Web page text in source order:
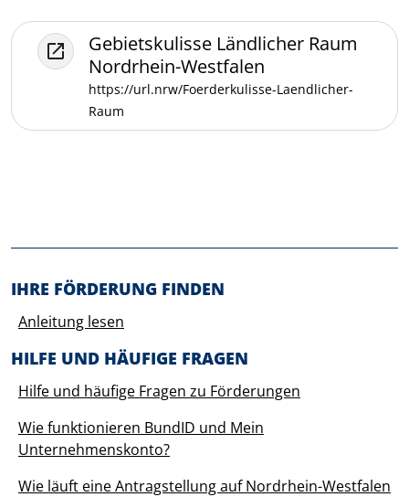
Gebietskulisse Ländlicher Raum
Nordrhein-Westfalen
https://url.nrw/Foerderkulisse-Laendlicher-
Raum
Before footer
IHRE FÖRDERUNG FINDEN
Anleitung lesen
HILFE UND HÄUFIGE FRAGEN
Hilfe und häufige Fragen zu Förderungen
Wie funktionieren BundID und Mein
Unternehmenskonto?
Wie läuft eine Antragstellung auf Nordrhein-Westfalen